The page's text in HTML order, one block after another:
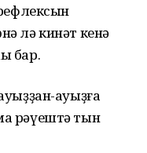
лә кинәт кенә
бар.
ауыҙға
рәүештә тын